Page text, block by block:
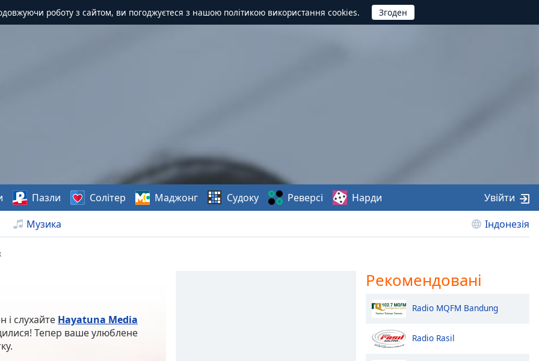
роботу з сайтом, ви погоджуєтеся з нашою політикою використання cookies.
Музика Індонезія
Пазли Солітер Маджонг Судоку Реверсі Нарди Увійти
і слухайте Hayatuna Media
Тепер ваше улюблене
Рекомендовані
Radio MQFM Bandung
Radio Rasil